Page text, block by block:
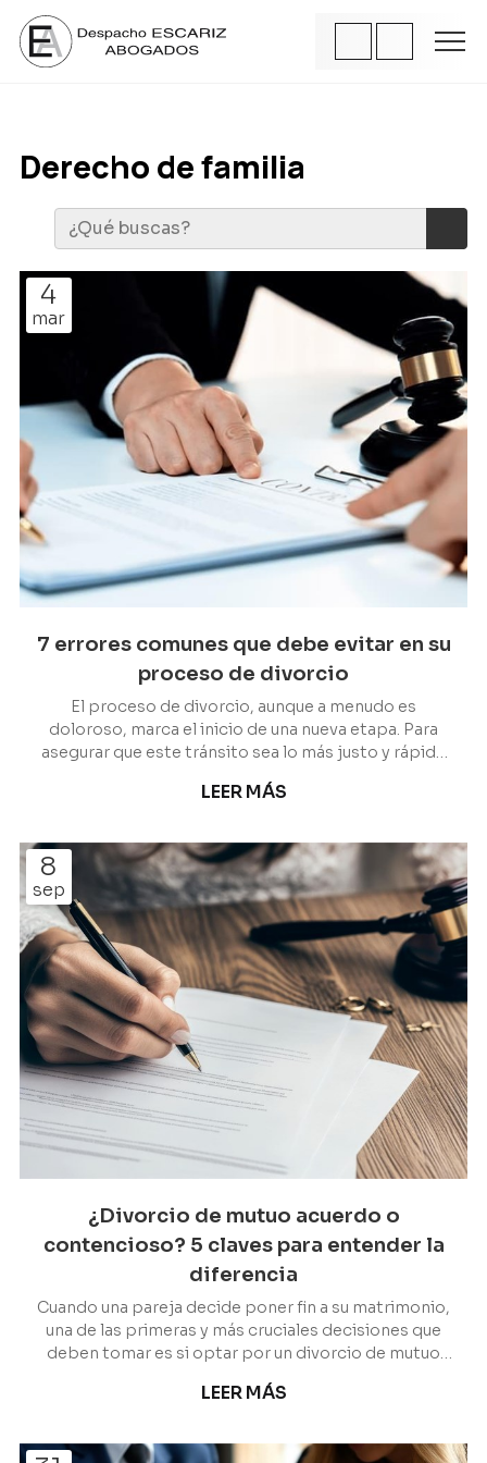
Derecho de familia
4
mar
7 errores comunes que debe evitar en su
proceso de divorcio
El proceso de divorcio, aunque a menudo es
doloroso, marca el inicio de una nueva etapa. Para
asegurar que este tránsito sea lo más justo y rápido
casi todos solemos cometer. En Escariz Abogados,
identificar y prevenir los errores más frecuentes. Los
7 deslices que pueden complicar su divorcio 1. No
ser sincero con su abogado Ocultar información
(financiera, patrimonial o personal) a su aboga...
LEER MÁS
8
sep
¿Divorcio de mutuo acuerdo o
contencioso? 5 claves para entender la
diferencia
Cuando una pareja decide poner fin a su matrimonio,
una de las primeras y más cruciales decisiones que
deben tomar es si optar por un divorcio de mutuo
solo determinará el proceso legal, sino que también
impacto emocional para todas las partes
LEER MÁS